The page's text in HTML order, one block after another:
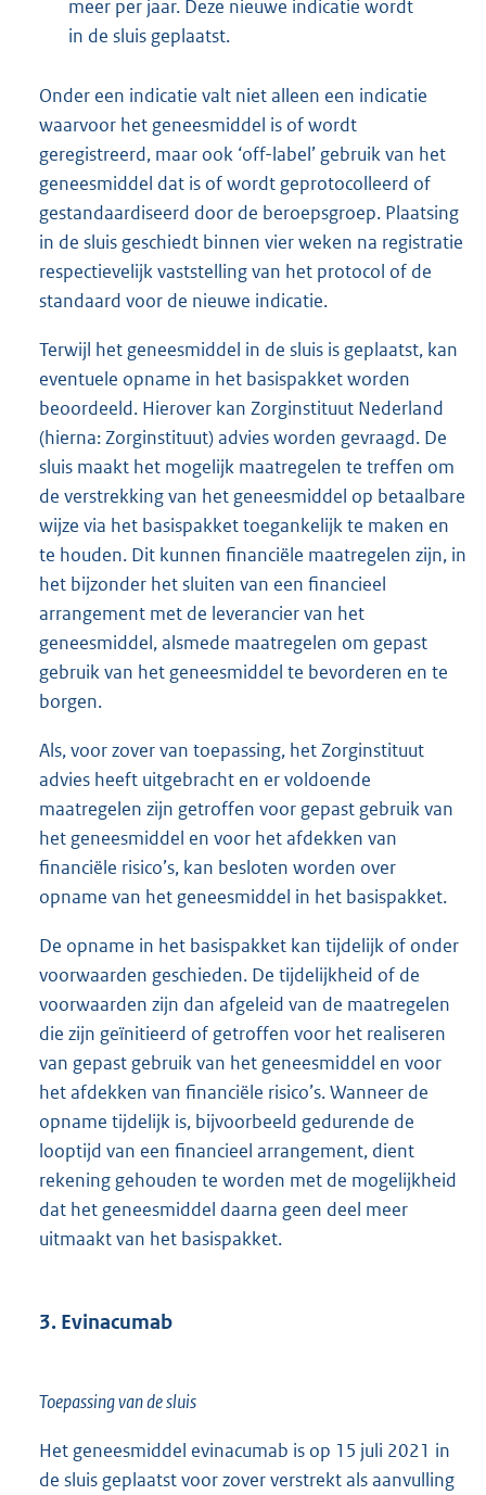
meer per jaar. Deze nieuwe indicatie wordt
in de sluis geplaatst.
Onder een indicatie valt niet alleen een indicatie
waarvoor het geneesmiddel is of wordt
geregistreerd, maar ook ‘off-label’ gebruik van het
geneesmiddel dat is of wordt geprotocolleerd of
gestandaardiseerd door de beroepsgroep. Plaatsing
in de sluis geschiedt binnen vier weken na registratie
respectievelijk vaststelling van het protocol of de
standaard voor de nieuwe indicatie.
Terwijl het geneesmiddel in de sluis is geplaatst, kan
eventuele opname in het basispakket worden
beoordeeld. Hierover kan Zorginstituut Nederland
(hierna: Zorginstituut) advies worden gevraagd. De
sluis maakt het mogelijk maatregelen te treffen om
de verstrekking van het geneesmiddel op betaalbare
wijze via het basispakket toegankelijk te maken en
te houden. Dit kunnen financiële maatregelen zijn, in
het bijzonder het sluiten van een financieel
arrangement met de leverancier van het
geneesmiddel, alsmede maatregelen om gepast
gebruik van het geneesmiddel te bevorderen en te
borgen.
Als, voor zover van toepassing, het Zorginstituut
advies heeft uitgebracht en er voldoende
maatregelen zijn getroffen voor gepast gebruik van
het geneesmiddel en voor het afdekken van
financiële risico’s, kan besloten worden over
opname van het geneesmiddel in het basispakket.
De opname in het basispakket kan tijdelijk of onder
voorwaarden geschieden. De tijdelijkheid of de
voorwaarden zijn dan afgeleid van de maatregelen
die zijn geïnitieerd of getroffen voor het realiseren
van gepast gebruik van het geneesmiddel en voor
het afdekken van financiële risico’s. Wanneer de
opname tijdelijk is, bijvoorbeeld gedurende de
looptijd van een financieel arrangement, dient
rekening gehouden te worden met de mogelijkheid
dat het geneesmiddel daarna geen deel meer
uitmaakt van het basispakket.
3. Evinacumab
Toepassing van de sluis
Het geneesmiddel evinacumab is op 15 juli 2021 in
de sluis geplaatst voor zover verstrekt als aanvulling